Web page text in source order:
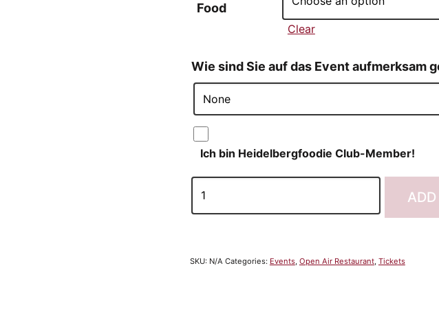
Food
Clear
Wie sind Sie auf das Event aufmerksam
Ich bin Heidelbergfoodie Club-Member!
SKU: N/A Categories: Events, Open Air Restaurant, Tickets